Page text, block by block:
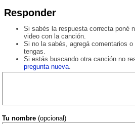
Responder
Si sabés la respuesta correcta poné
video con la canción.
Si no la sabés, agregá comentarios
tengas.
Si estás buscando otra canción no
pregunta nueva.
Tu nombre (opcional)